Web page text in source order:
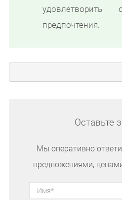
удовлетворить
предпочтения.
Оставьте
Мы оперативно
предложениями,